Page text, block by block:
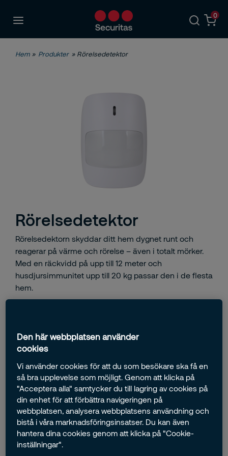
0
Hem » Produkter » Rörelsedetektor
Rörelsedetektor
Rörelsedektorn skyddar ditt hem dygnet runt och
reagerar på värme och rörelse – även i totalt mörker.
Med en räckvidd på upp till 12 meter och
husdjursimmunitet upp till 20 kg passar den i de flesta
hem.
på golvnivå
845,00 kr
Lägg i kundvagnen
Den här webbplatsen använder
cookies
Vi använder cookies för att du som besökare ska få en
så bra upplevelse som möjligt. Genom att klicka på
"Acceptera alla" samtycker du till lagring av cookies på
din enhet för att förbättra navigeringen på
webbplatsen, analysera webbplatsens användning och
bistå i våra marknadsföringsinsatser. Du kan även
hantera dina cookies genom att klicka på "Cookie-
inställningar".